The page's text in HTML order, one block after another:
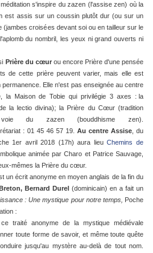
s'inspire du zazen (l'assise zen) où la
est assis sur un coussin plutôt dur (ou sur un
(jambes croisées devant soi ou en tailleur sur le
du nombril, les yeux ni grand ouverts ni
Prière du cœurou encore Prière d'une pensée
de cette prière peuvent varier, mais elle est
Elle n'est pas enseignée au centre
la Maison de Tobie qui privilégie 3 axes : la
la lectio divina); la Prière du Cœur (tradition
du zazen (bouddhisme zen).
: 01 45 46 57 19. Au centre Assise , du
1er avril 2018 (17h) aura lieuChemins de
animée par Charo et Patrice Sauvage,
mêmes la Prière du cœur.
un écrit anonyme en moyen anglais de la fin du
Bernard Durel(dominicain) en a fait un
: Une mystique pour notre temps, Poche
:
traité anonyme de la mystique médiévale
toute forme de savoir, et même toute quête
jusqu'au mystère au-delà de tout nom.